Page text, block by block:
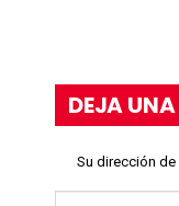
DEJA UNA
Su dirección